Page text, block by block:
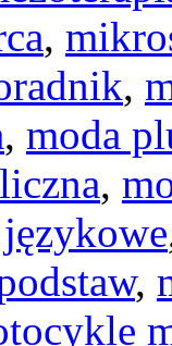
,
,
, moda
,
,